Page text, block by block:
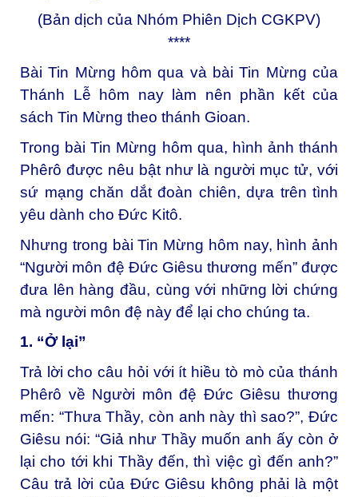
(Bản dịch của Nhóm Phiên Dịch CGKPV)
****
Bài Tin Mừng hôm qua và bài Tin Mừng của
Thánh Lễ hôm nay làm nên phần kết của
sách Tin Mừng theo thánh Gioan.
Trong bài Tin Mừng hôm qua, hình ảnh thánh
Phêrô được nêu bật như là người mục tử, với
sứ mạng chăn dắt đoàn chiên, dựa trên tình
yêu dành cho Đức Kitô.
Nhưng trong bài Tin Mừng hôm nay, hình ảnh
“Người môn đệ Đức Giêsu thương mến” được
đưa lên hàng đầu, cùng với những lời chứng
mà người môn đệ này để lại cho chúng ta.
1. “Ở lại”
Trả lời cho câu hỏi với ít hiều tò mò của thánh
Phêrô về Người môn đệ Đức Giêsu thương
mến: “Thưa Thầy, còn anh này thì sao?”, Đức
Giêsu nói: “Giả như Thầy muốn anh ấy còn ở
lại cho tới khi Thầy đến, thì việc gì đến anh?”
Câu trả lời của Đức Giêsu không phải là một